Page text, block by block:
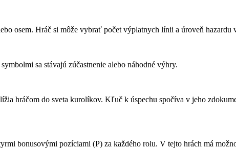
osem. Hráč si môže vybrať počet výplatnych línii a úroveň hazardu
sa stávajú zúčastnenie alebo náhodné výhry.
hráčom do sveta kurolíkov. Kľuč k úspechu spočíva v jeho
bonusovými pozíciami (P) za každého rolu. V tejto hrách má